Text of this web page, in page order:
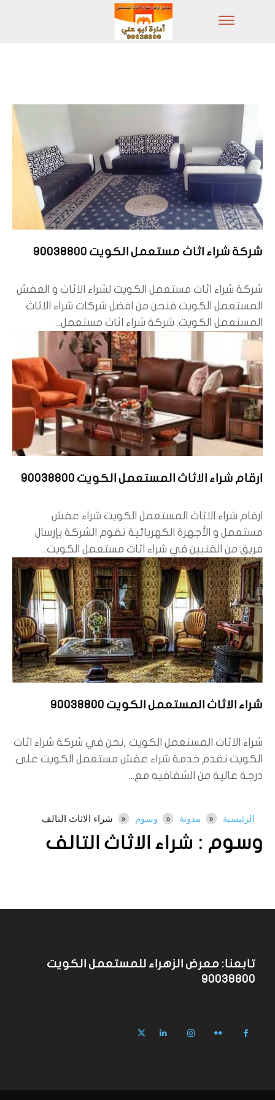
وسوم : شراء الاثاث التالف
الرئيسية مدونة وسوم شراء الاثاث التالف
شركة شراء اثاث مستعمل الكويت 90038800
شركة شراء اثاث مستعمل الكويت لشراء الاثاث و العفش
المستعمل الكويت فنحن من افضل شركات شراء الاثاث
المستعمل الكويت. شركة شراء اثاث مستعمل...
ارقام شراء الاثاث المستعمل الكويت 90038800
ارقام شراء الاثاث المستعمل الكويت شراء عفش
مستعمل و الأجهزة الكهربائية تقوم الشركة بإرسال
فريق من الفنيين في شراء اثاث مستعمل الكويت...
شراء الاثاث المستعمل الكويت 90038800
شراء الاثاث المستعمل الكويت ,نحن في شركة شراء اثاث
الكويت نقدم خدمة شراء عفش مستعمل الكويت على
درجة عالية من الشفافيه مع...
تابعنا: معرض الزهراء للمستعمل الكويت
90038800